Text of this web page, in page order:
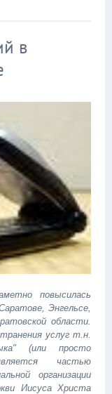
в
повысилась
Энгельсе,
области.
услуг т.н.
(или просто
частью
организации
Иисуса Христа